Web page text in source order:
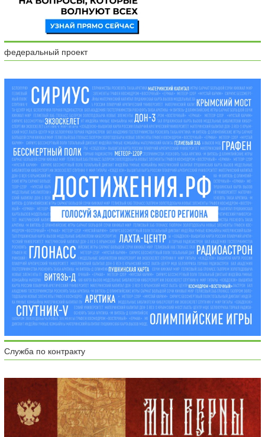
федеральный проект
Служба по контракту